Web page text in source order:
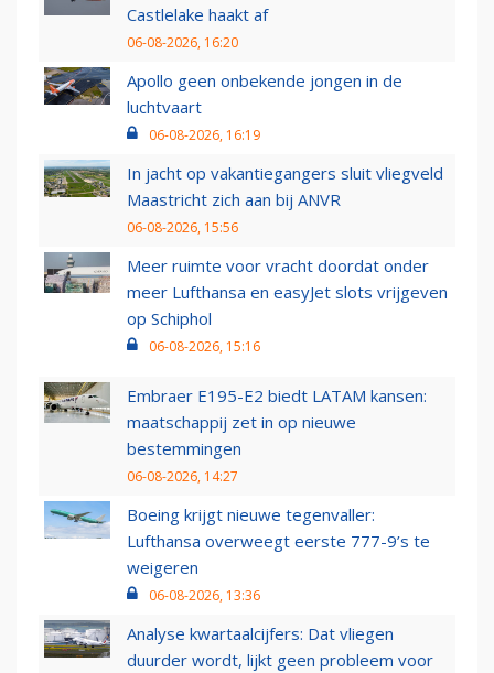
Castlelake haakt af
06-08-2026, 16:20
Apollo geen onbekende jongen in de
luchtvaart
06-08-2026, 16:19
In jacht op vakantiegangers sluit vliegveld
Maastricht zich aan bij ANVR
06-08-2026, 15:56
Meer ruimte voor vracht doordat onder
meer Lufthansa en easyJet slots vrijgeven
op Schiphol
06-08-2026, 15:16
Embraer E195-E2 biedt LATAM kansen:
maatschappij zet in op nieuwe
bestemmingen
06-08-2026, 14:27
Boeing krijgt nieuwe tegenvaller:
Lufthansa overweegt eerste 777-9’s te
weigeren
06-08-2026, 13:36
Analyse kwartaalcijfers: Dat vliegen
duurder wordt, lijkt geen probleem voor